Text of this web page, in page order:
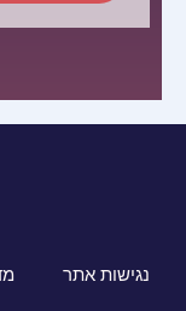
נגישות אתר